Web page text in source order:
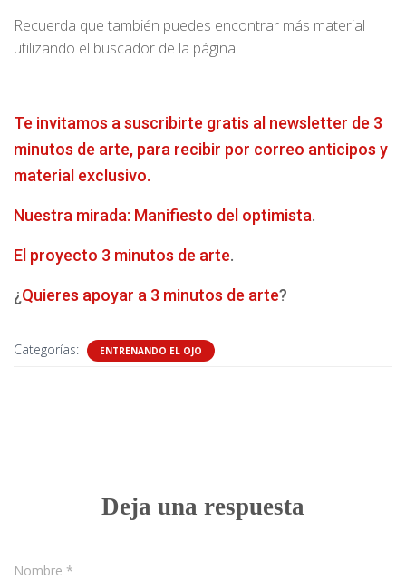
Recuerda que también puedes encontrar más material
utilizando el buscador de la página.
Te invitamos a suscribirte gratis al newsletter de 3
minutos de arte, para recibir por correo anticipos y
material exclusivo.
Nuestra mirada: Manifiesto del optimista.
El proyecto 3 minutos de arte.
¿Quieres apoyar a 3 minutos de arte?
Categorías: ENTRENANDO EL OJO
Deja una respuesta
Nombre *